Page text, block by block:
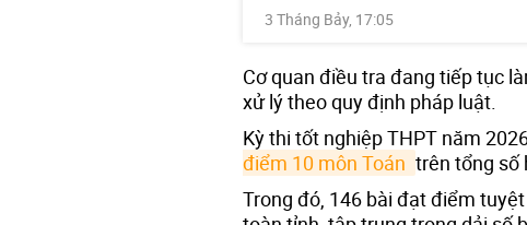
3 Tháng Bảy, 17:05
Cơ quan điều tra đang tiếp tục
xử lý theo quy định pháp luật.
Kỳ thi tốt nghiệp THPT năm
điểm 10 môn Toán trên tổng số
Trong đó, 146 bài đạt điểm